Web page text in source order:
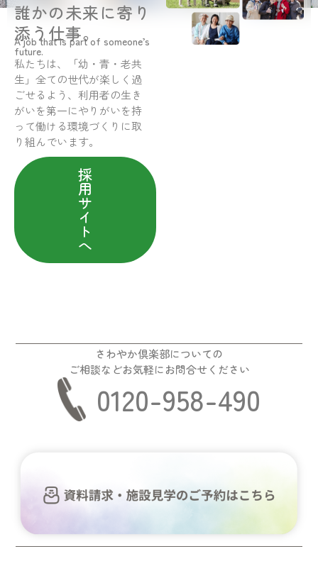
誰かの未来に寄り
添う仕事。
A job that is part of someone’s
future.
私たちは、「幼・青・老共
生」全ての世代が楽しく過
ごせるよう、利用者の生き
がいを第一にやりがいを持
って働ける環境づくりに取
り組んでいます。
採
用
サ
イ
ト
へ
さわやか倶楽部についての
ご相談などお気軽にお問合せください
0120-958-490